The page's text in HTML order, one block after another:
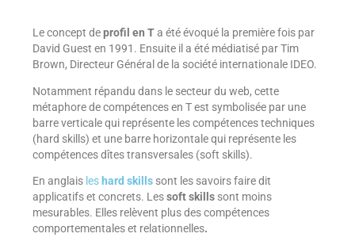
Le concept deprofil en Ta été évoqué la première fois par
David Guest en 1991. Ensuite il a été médiatisé par Tim
Brown, Directeur Général de la société internationale IDEO.
Notamment répandu dans le secteur du web, cette
métaphore de compétences en T est symbolisée par une
barre verticale qui représente les compétences techniques
(hard skills) et une barre horizontale qui représente les
compétences dîtes transversales (soft skills).
En anglais les hard skillssont les savoirs faire dit
applicatifs et concrets. Lessoft skillssont moins
mesurables. Elles relèvent plus des compétences
comportementales et relationnelles.